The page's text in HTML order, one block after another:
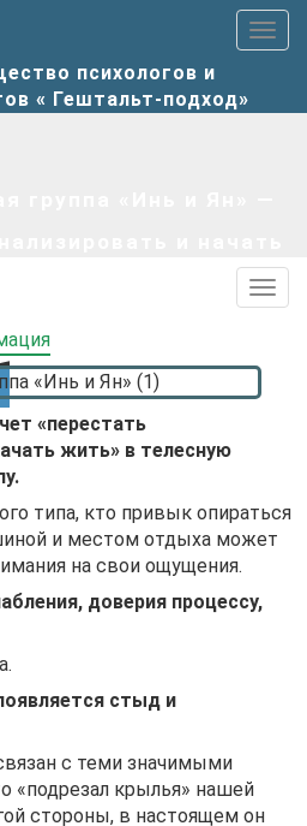
«перестать
жить» в телесную
типа, кто привык опираться
и местом отдыха может
на свои ощущения.
доверия процессу,
стыд и
с теми значимыми
«подрезал крылья» нашей
стороны, в настоящем он